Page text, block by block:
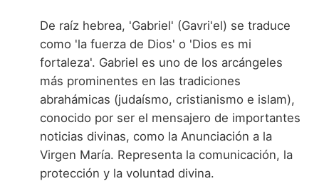
De raíz hebrea, 'Gabriel' (Gavri'el) se traduce
como 'la fuerza de Dios' o 'Dios es mi
fortaleza'. Gabriel es uno de los arcángeles
más prominentes en las tradiciones
abrahámicas (judaísmo, cristianismo e islam),
conocido por ser el mensajero de importantes
noticias divinas, como la Anunciación a la
Virgen María. Representa la comunicación, la
protección y la voluntad divina.